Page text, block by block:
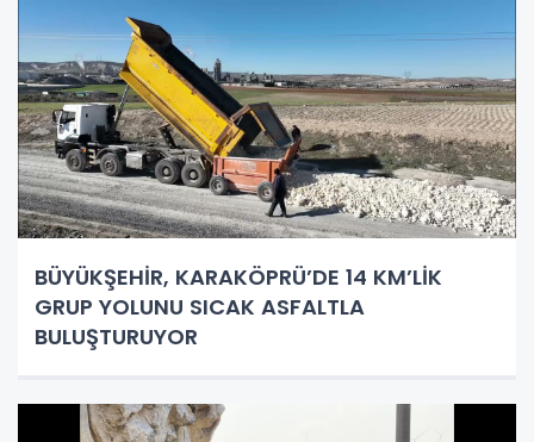
BÜYÜKŞEHİR, KARAKÖPRÜ’DE 14 KM’LİK
GRUP YOLUNU SICAK ASFALTLA
BULUŞTURUYOR